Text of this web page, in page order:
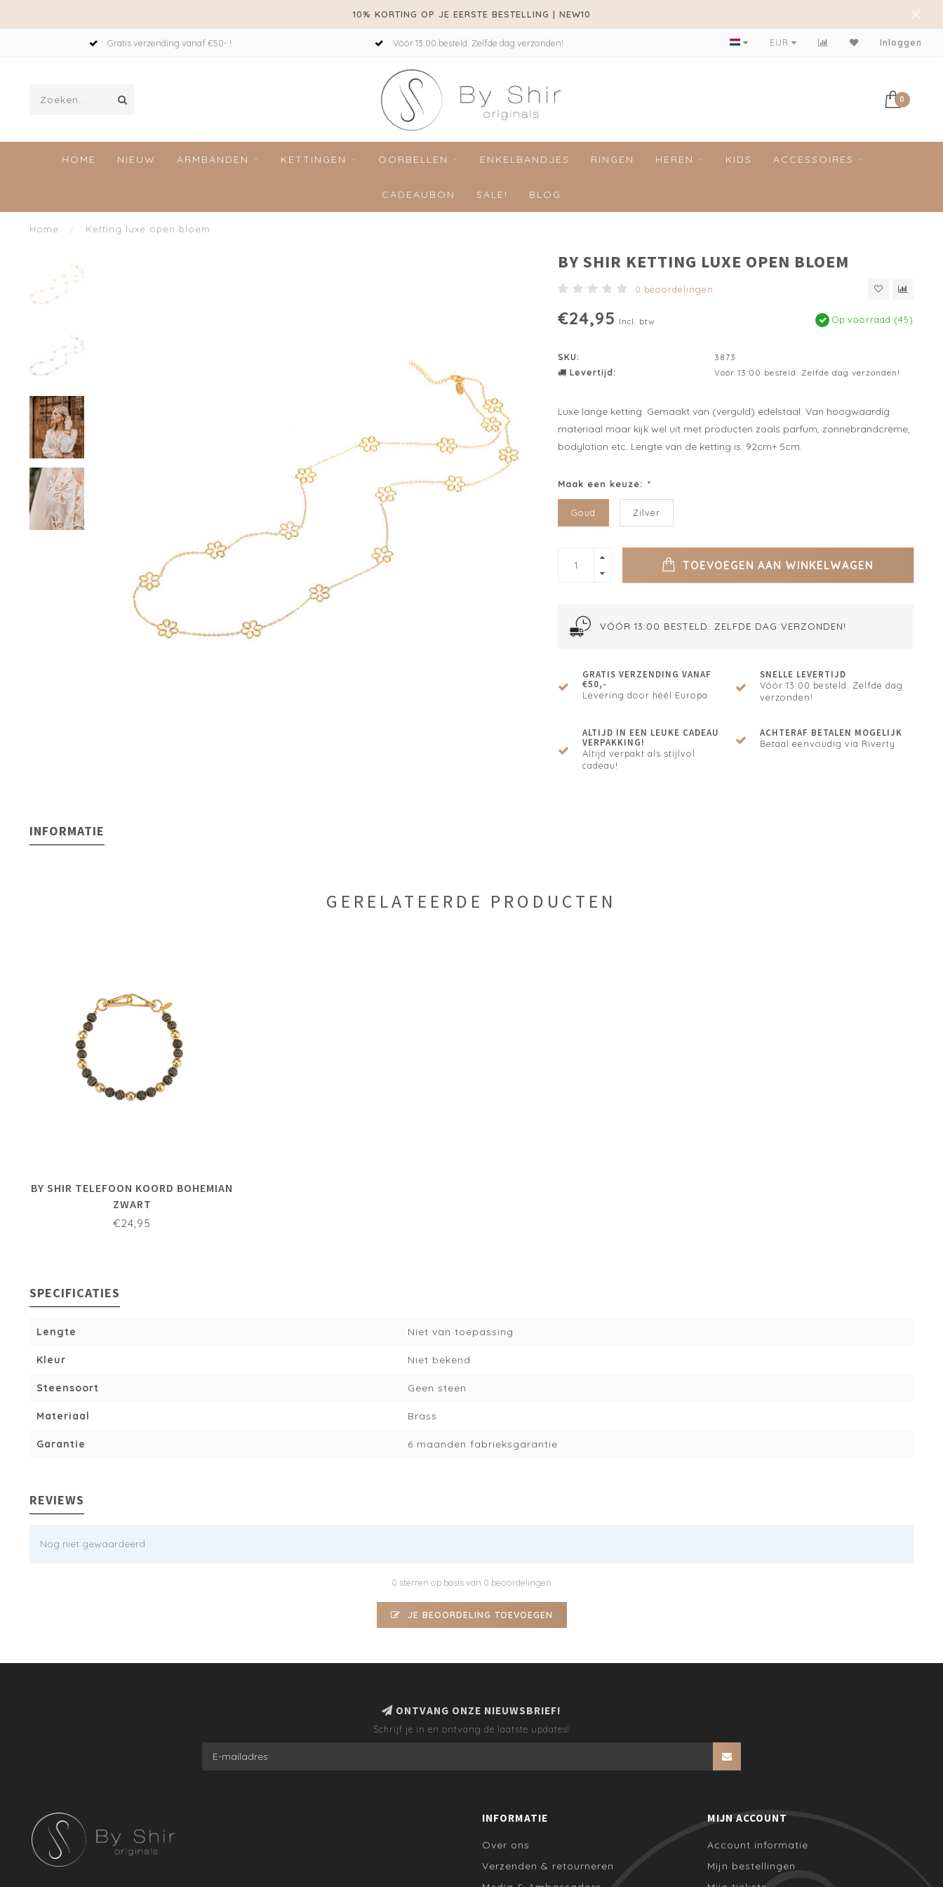
10% KORTING OP JE EERSTE BESTELLING | NEW10
Gratis verzending vanaf €50- ! Vóór 13:00 besteld. Zelfde dag verzonden! EUR Inloggen
0
HOME NIEUW ARMBANDEN KETTINGEN OORBELLEN ENKELBANDJES RINGEN HEREN KIDS ACCESSOIRES
CADEAUBON SALE! BLOG
Home / Ketting luxe open bloem
BY SHIR KETTING LUXE OPEN BLOEM
0 beoordelingen
€24,95 Incl. btw Op voorraad (45)
SKU:
3873
Levertijd:
Vóór 13:00 besteld. Zelfde dag verzonden!
Luxe lange ketting. Gemaakt van (verguld) edelstaal. Van hoogwaardig
materiaal maar kijk wel uit met producten zoals parfum, zonnebrandcrème,
bodylotion etc. Lengte van de ketting is: 92cm+ 5cm.
Maak een keuze: *
Goud Zilver
TOEVOEGEN AAN WINKELWAGEN
VÓÓR 13:00 BESTELD. ZELFDE DAG VERZONDEN!
GRATIS VERZENDING VANAF
€50,-
Levering door héél Europa
SNELLE LEVERTIJD
Vóór 13:00 besteld. Zelfde dag
verzonden!
ALTIJD IN EEN LEUKE CADEAU
VERPAKKING!
Altijd verpakt als stijlvol
cadeau!
ACHTERAF BETALEN MOGELIJK
Betaal eenvoudig via Riverty
INFORMATIE
GERELATEERDE PRODUCTEN
BY SHIR TELEFOON KOORD BOHEMIAN
ZWART
€24,95
SPECIFICATIES
Lengte Niet van toepassing
Kleur Niet bekend
Steensoort Geen steen
Materiaal Brass
Garantie 6 maanden fabrieksgarantie
REVIEWS
Nog niet gewaardeerd
0 sterren op basis van 0 beoordelingen
JE BEOORDELING TOEVOEGEN
ONTVANG ONZE NIEUWSBRIEF!
Schrijf je in en ontvang de laatste updates!
INFORMATIE
Over ons
Verzenden & retourneren
MIJN ACCOUNT
Account informatie
Mijn bestellingen